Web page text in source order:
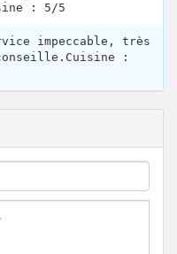
: 5/5
impeccable, très
: